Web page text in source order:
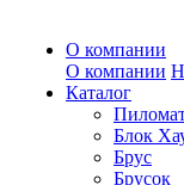
О компании
О компании
Каталог
Блок
Брус
Брусок